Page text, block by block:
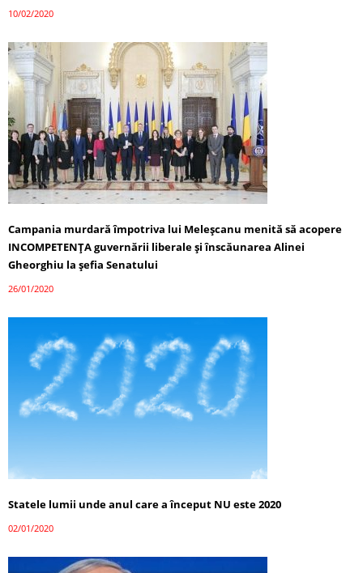
10/02/2020
Campania murdară împotriva lui Meleșcanu menită să acopere
INCOMPETENȚA guvernării liberale și înscăunarea Alinei
Gheorghiu la șefia Senatului
26/01/2020
Statele lumii unde anul care a început NU este 2020
02/01/2020